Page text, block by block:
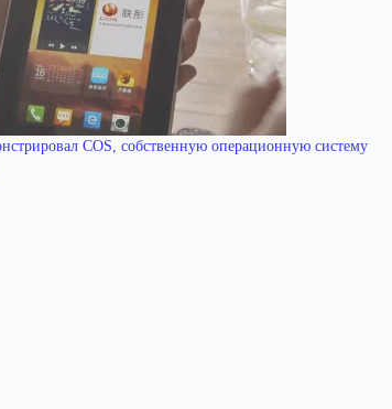
COS, собственную операционную систему